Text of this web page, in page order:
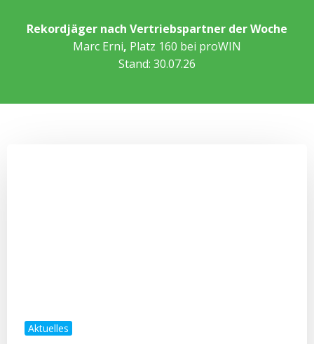
Rekordjäger nach Vertriebspartner der Woche
Marc Erni, Platz 160 bei proWIN
Stand: 30.07.26
Aktuelles